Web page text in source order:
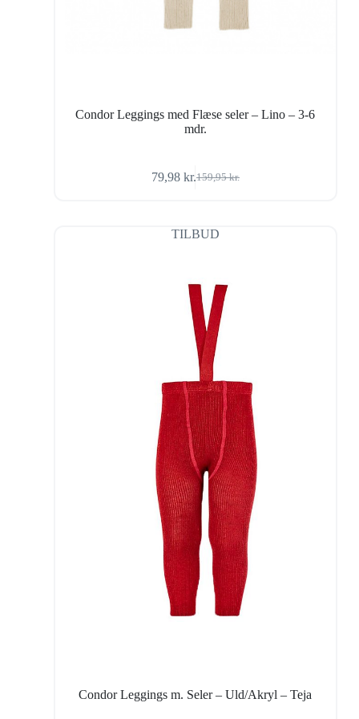
Condor Leggings med Flæse seler – Lino – 3-6
mdr.
159,95kr.
Den
var:
159,95 kr..
79,98 kr.Den
er:
79,98 kr..
TILBUD
Condor Leggings m. Seler – Uld/Akryl – Teja